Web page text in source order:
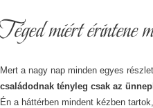
Téged miért érintene
Mert a nagy nap minden egyes
családodnak tényleg csak az
Én a háttérben mindent kézben